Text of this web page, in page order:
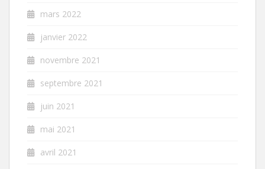
mars 2022
janvier 2022
novembre 2021
septembre 2021
juin 2021
mai 2021
avril 2021